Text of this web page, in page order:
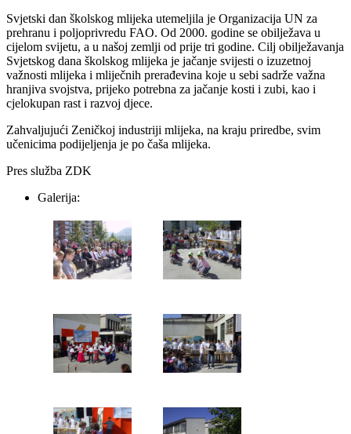
Svjetski dan školskog mlijeka utemeljila je Organizacija UN za
prehranu i poljoprivredu FAO. Od 2000. godine se obilježava u
cijelom svijetu, a u našoj zemlji od prije tri godine. Cilj obilježavanja
Svjetskog dana školskog mlijeka je jačanje svijesti o izuzetnoj
važnosti mlijeka i mliječnih prerađevina koje u sebi sadrže važna
hranjiva svojstva, prijeko potrebna za jačanje kosti i zubi, kao i
cjelokupan rast i razvoj djece.
Zahvaljujući Zeničkoj industriji mlijeka, na kraju priredbe, svim
učenicima podijeljenja je po čaša mlijeka.
Pres služba ZDK
Galerija: